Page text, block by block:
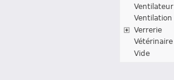
Ventilateur
Ventilation
Verrerie
Vétérinaire
Vide